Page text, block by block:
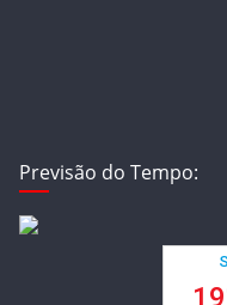
Previsão do Tempo: